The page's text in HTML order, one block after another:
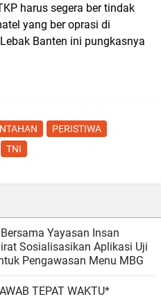
harus segera ber tindak
yang ber oprasi di
Banten ini pungkasnya
PERISTIWA
TNI
Yayasan Insan
Sosialisasikan Aplikasi Uji
Pengawasan Menu MBG
TEPAT WAKTU*